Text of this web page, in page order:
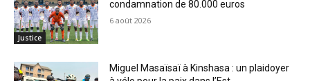
Justice
condamnation de 80.000 euros
6 août 2026
Miguel Masaïsaï à Kinshasa : un plaidoyer